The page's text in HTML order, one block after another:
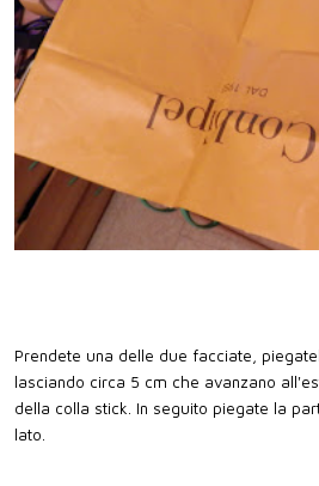
Prendete una delle due facciate,
lasciando circa 5 cm che avanzano
della colla stick. In seguito piegate la
lato.